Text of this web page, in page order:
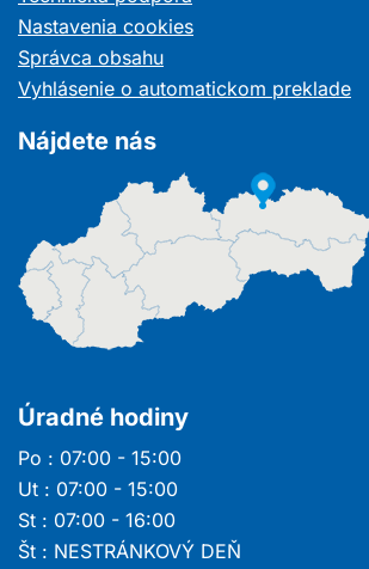
Nastavenia cookies
Správca obsahu
Vyhlásenie o automatickom preklade
Nájdete nás
Úradné hodiny
Po : 07:00 - 15:00
Ut : 07:00 - 15:00
St : 07:00 - 16:00
Št : NESTRÁNKOVÝ DEŇ